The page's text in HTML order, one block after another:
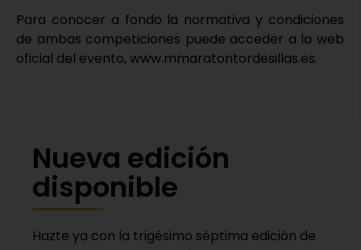
Para conocer a fondo la normativa y condiciones
de ambas competiciones puede acceder a la web
oficial del evento, www.mmaratontordesillas.es.
Nueva edición
disponible
Hazte ya con la trigésimo séptima edición de